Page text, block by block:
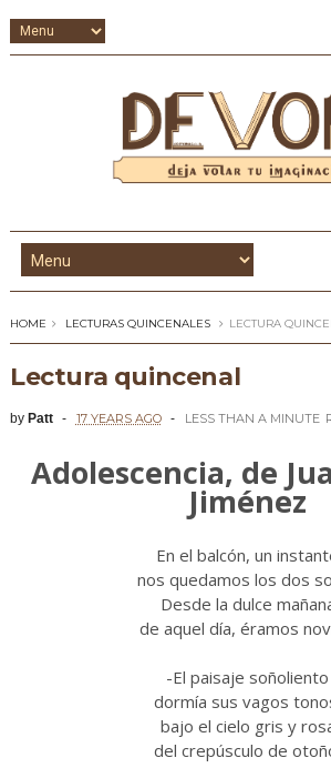
HOME LECTURAS QUINCENALES LECTURA
Lectura quincenal
by Patt 17 YEARS AGO LESS THAN A MINUTE
Adolescencia, de
Jiménez
En el balcón, un
nos quedamos los dos
Desde la dulce
de aquel día, éramos
-El paisaje soñoliento
dormía sus vagos
bajo el cielo gris y
del crepúsculo de